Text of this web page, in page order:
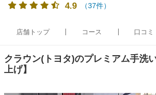
4.9 （37件）
店舗トップ コース 口コミ
クラウン(トヨタ)のプレミアム手
上げ】